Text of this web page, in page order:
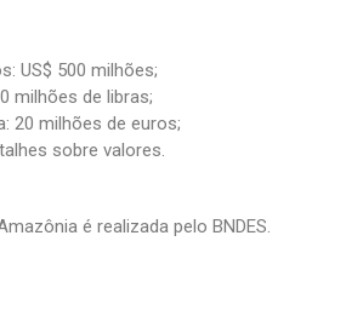
US$ 500 milhões;
milhões de libras;
20 milhões de euros;
sobre valores.
é realizada pelo BNDES.